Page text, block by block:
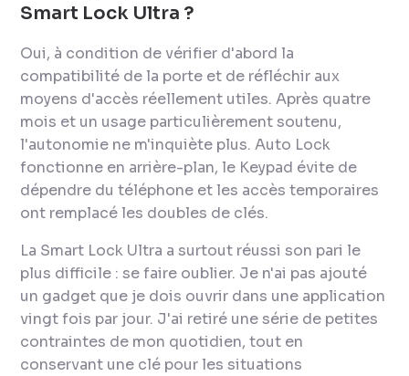
Smart Lock Ultra ?
Oui, à condition de vérifier d'abord la
compatibilité de la porte et de réfléchir aux
moyens d'accès réellement utiles. Après quatre
mois et un usage particulièrement soutenu,
l'autonomie ne m'inquiète plus. Auto Lock
fonctionne en arrière-plan, le Keypad évite de
dépendre du téléphone et les accès temporaires
ont remplacé les doubles de clés.
La Smart Lock Ultra a surtout réussi son pari le
plus difficile : se faire oublier. Je n'ai pas ajouté
un gadget que je dois ouvrir dans une application
vingt fois par jour. J'ai retiré une série de petites
contraintes de mon quotidien, tout en
conservant une clé pour les situations